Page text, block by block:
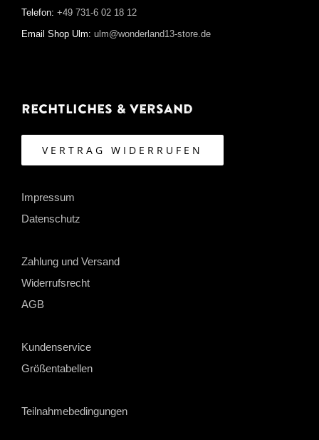
Telefon: +49 731-6 02 18 12
Email Shop Ulm: ulm@wonderland13-store.de
Rechtliches & Versand
VERTRAG WIDERRUFEN
Impressum
Datenschutz
Zahlung und Versand
Widerrufsrecht
AGB
Kundenservice
Größentabellen
Teilnahmebedingungen